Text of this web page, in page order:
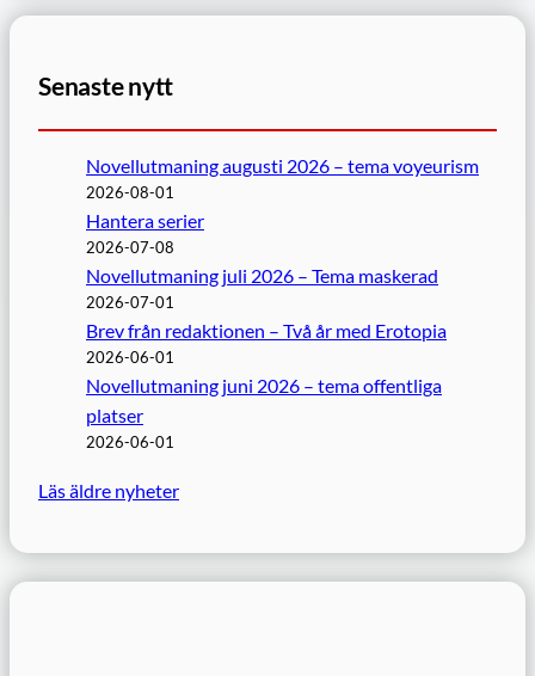
Senaste nytt
Novellutmaning augusti 2026 – tema voyeurism
2026-08-01
Hantera serier
2026-07-08
Novellutmaning juli 2026 – Tema maskerad
2026-07-01
Brev från redaktionen – Två år med Erotopia
2026-06-01
Novellutmaning juni 2026 – tema offentliga
platser
2026-06-01
Läs äldre nyheter